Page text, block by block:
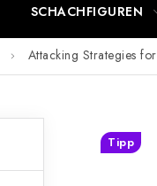
SCHACHFIGUREN
Attacking Strategies
Tipp